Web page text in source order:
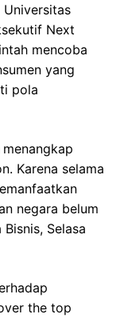
Next
mencoba
yang
pola
Karena selama
negara belum
Selasa
the top